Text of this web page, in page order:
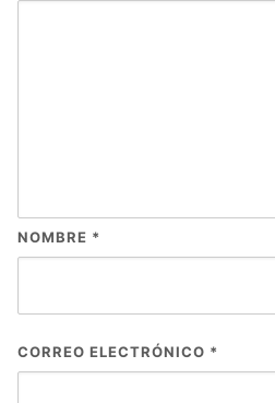
NOMBRE *
CORREO ELECTRÓNICO *